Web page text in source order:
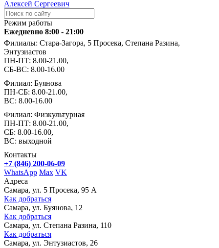
Алексей Сергеевич
Режим работы
Ежедневно 8:00 - 21:00
Филиалы: Стара-Загора, 5 Просека, Степана Разина,
Энтузиастов
ПН-ПТ: 8.00-21.00,
СБ-ВС: 8.00-16.00
Филиал: Буянова
ПН-СБ: 8.00-21.00,
ВС: 8.00-16.00
Филиал: Физкультурная
ПН-ПТ: 8.00-21.00,
СБ: 8.00-16.00,
ВС: выходной
Контакты
+7 (846) 200-06-09
WhatsApp Max VK
Адреса
Самара, ул. 5 Просека, 95 А
Как добраться
Самара, ул. Буянова, 12
Как добраться
Самара, ул. Степана Разина, 110
Как добраться
Самара, ул. Энтузиастов, 26